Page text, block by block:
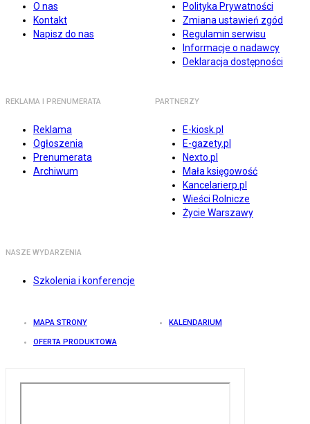
O nas
Kontakt
Napisz do nas
Polityka Prywatności
Zmiana ustawień zgód
Regulamin serwisu
Informacje o nadawcy
Deklaracja dostępności
REKLAMA I PRENUMERATA
Reklama
Ogłoszenia
Prenumerata
Archiwum
PARTNERZY
E-kiosk.pl
E-gazety.pl
Nexto.pl
Mała księgowość
Kancelarierp.pl
Wieści Rolnicze
Życie Warszawy
NASZE WYDARZENIA
Szkolenia i konferencje
MAPA STRONY KALENDARIUM
OFERTA PRODUKTOWA